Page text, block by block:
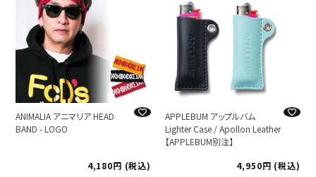
ANIMALIA アニマリア HEAD
BAND - LOGO
4,180 税込
APPLEBUM アップルバム
Lighter Case / Apollon Leather
【APPLEBUM別注】
4,950
税込